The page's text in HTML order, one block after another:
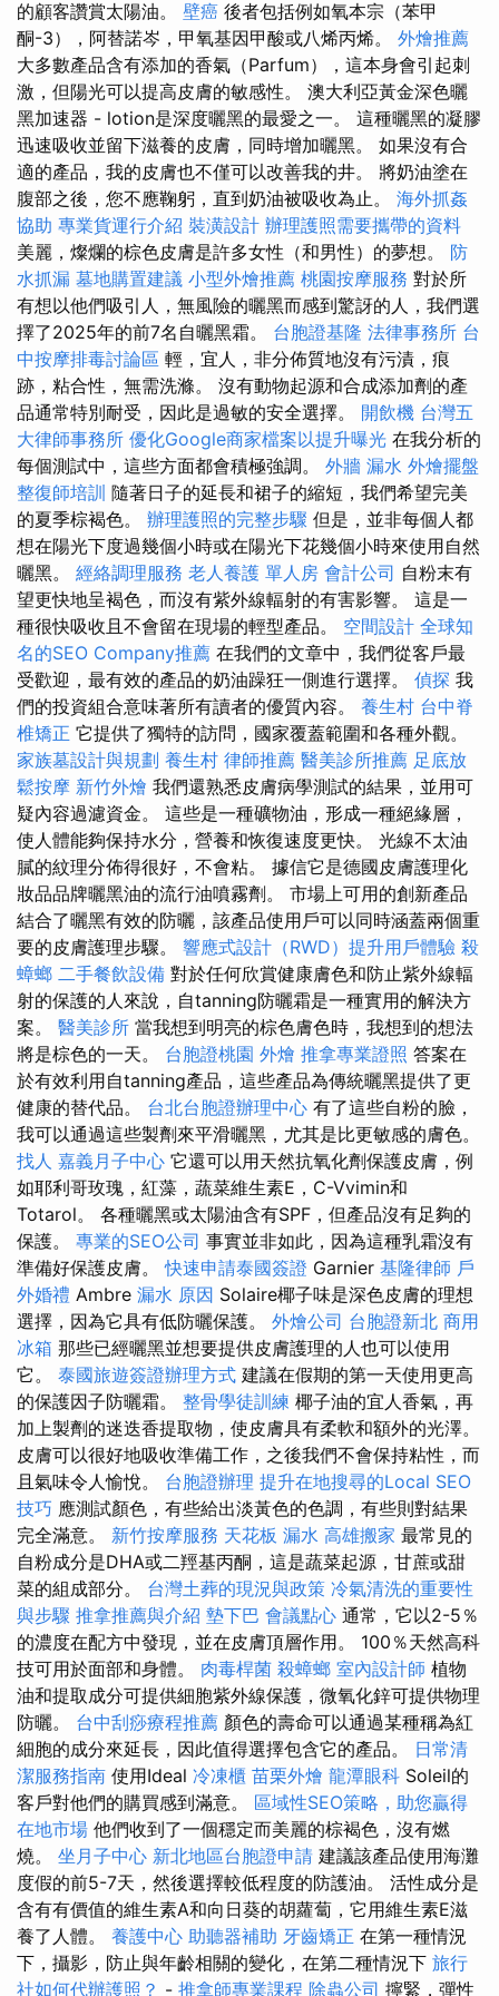
的顧客讚賞太陽油。 壁癌 後者包括例如氧本宗（苯甲
酮-3），阿替諾岑，甲氧基因甲酸或八烯丙烯。 外燴推薦
大多數產品含有添加的香氣（Parfum），這本身會引起刺
激，但陽光可以提高皮膚的敏感性。 澳大利亞黃金深色曬
黑加速器 - lotion是深度曬黑的最愛之一。 這種曬黑的凝膠
迅速吸收並留下滋養的皮膚，同時增加曬黑。 如果沒有合
適的產品，我的皮膚也不僅可以改善我的井。 將奶油塗在
腹部之後，您不應鞠躬，直到奶油被吸收為止。 海外抓姦
協助 專業貨運行介紹 裝潢設計 辦理護照需要攜帶的資料
美麗，燦爛的棕色皮膚是許多女性（和男性）的夢想。 防
水抓漏 墓地購置建議 小型外燴推薦 桃園按摩服務 對於所
有想以他們吸引人，無風險的曬黑而感到驚訝的人，我們選
擇了2025年的前7名自曬黑霜。 台胞證基隆 法律事務所 台
中按摩排毒討論區 輕，宜人，非分佈質地沒有污漬，痕
跡，粘合性，無需洗滌。 沒有動物起源和合成添加劑的產
品通常特別耐受，因此是過敏的安全選擇。 開飲機 台灣五
大律師事務所 優化Google商家檔案以提升曝光 在我分析的
每個測試中，這些方面都會積極強調。 外牆 漏水 外燴擺盤
整復師培訓 隨著日子的延長和裙子的縮短，我們希望完美
的夏季棕褐色。 辦理護照的完整步驟 但是，並非每個人都
想在陽光下度過幾個小時或在陽光下花幾個小時來使用自然
曬黑。 經絡調理服務 老人養護 單人房 會計公司 自粉末有
望更快地呈褐色，而沒有紫外線輻射的有害影響。 這是一
種很快吸收且不會留在現場的輕型產品。 空間設計 全球知
名的SEO Company推薦 在我們的文章中，我們從客戶最
受歡迎，最有效的產品的奶油躁狂一側進行選擇。 偵探 我
們的投資組合意味著所有讀者的優質內容。 養生村 台中脊
椎矯正 它提供了獨特的訪問，國家覆蓋範圍和各種外觀。
家族墓設計與規劃 養生村 律師推薦 醫美診所推薦 足底放
鬆按摩 新竹外燴 我們還熟悉皮膚病學測試的結果，並用可
疑內容過濾資金。 這些是一種礦物油，形成一種絕緣層，
使人體能夠保持水分，營養和恢復速度更快。 光線不太油
膩的紋理分佈得很好，不會粘。 據信它是德國皮膚護理化
妝品品牌曬黑油的流行油噴霧劑。 市場上可用的創新產品
結合了曬黑有效的防曬，該產品使用戶可以同時涵蓋兩個重
要的皮膚護理步驟。 響應式設計（RWD）提升用戶體驗 殺
蟑螂 二手餐飲設備 對於任何欣賞健康膚色和防止紫外線輻
射的保護的人來說，自tanning防曬霜是一種實用的解決方
案。 醫美診所 當我想到明亮的棕色膚色時，我想到的想法
將是棕色的一天。 台胞證桃園 外燴 推拿專業證照 答案在
於有效利用自tanning產品，這些產品為傳統曬黑提供了更
健康的替代品。 台北台胞證辦理中心 有了這些自粉的臉，
我可以通過這些製劑來平滑曬黑，尤其是比更敏感的膚色。
找人 嘉義月子中心 它還可以用天然抗氧化劑保護皮膚，例
如耶利哥玫瑰，紅藻，蔬菜維生素E，C-Vvimin和
Totarol。 各種曬黑或太陽油含有SPF，但產品沒有足夠的
保護。 專業的SEO公司 事實並非如此，因為這種乳霜沒有
準備好保護皮膚。快速申請泰國簽證 Garnier 基隆律師 戶
外婚禮 Ambre 漏水 原因 Solaire椰子味是深色皮膚的理想
選擇，因為它具有低防曬保護。 外燴公司 台胞證新北 商用
冰箱 那些已經曬黑並想要提供皮膚護理的人也可以使用
它。 泰國旅遊簽證辦理方式 建議在假期的第一天使用更高
的保護因子防曬霜。 整骨學徒訓練 椰子油的宜人香氣，再
加上製劑的迷迭香提取物，使皮膚具有柔軟和額外的光澤。
皮膚可以很好地吸收準備工作，之後我們不會保持粘性，而
且氣味令人愉悅。 台胞證辦理 提升在地搜尋的Local SEO
技巧 應測試顏色，有些給出淡黃色的色調，有些則對結果
完全滿意。 新竹按摩服務 天花板 漏水 高雄搬家 最常見的
自粉成分是DHA或二羥基丙酮，這是蔬菜起源，甘蔗或甜
菜的組成部分。 台灣土葬的現況與政策 冷氣清洗的重要性
與步驟 推拿推薦與介紹 墊下巴 會議點心 通常，它以2-5％
的濃度在配方中發現，並在皮膚頂層作用。 100％天然高科
技可用於面部和身體。 肉毒桿菌 殺蟑螂 室內設計師 植物
油和提取成分可提供細胞紫外線保護，微氧化鋅可提供物理
防曬。 台中刮痧療程推薦 顏色的壽命可以通過某種稱為紅
細胞的成分來延長，因此值得選擇包含它的產品。 日常清
潔服務指南 使用Ideal 冷凍櫃 苗栗外燴 龍潭眼科 Soleil的
客戶對他們的購買感到滿意。 區域性SEO策略，助您贏得
在地市場 他們收到了一個穩定而美麗的棕褐色，沒有燃
燒。 坐月子中心 新北地區台胞證申請 建議該產品使用海灘
度假的前5-7天，然後選擇較低程度的防護油。 活性成分是
含有有價值的維生素A和向日葵的胡蘿蔔，它用維生素E滋
養了人體。 養護中心 助聽器補助 牙齒矯正 在第一種情況
下，攝影，防止與年齡相關的變化，在第二種情況下 旅行
社如何代辦護照？ - 推拿師專業課程 除蟲公司 擰緊，彈性